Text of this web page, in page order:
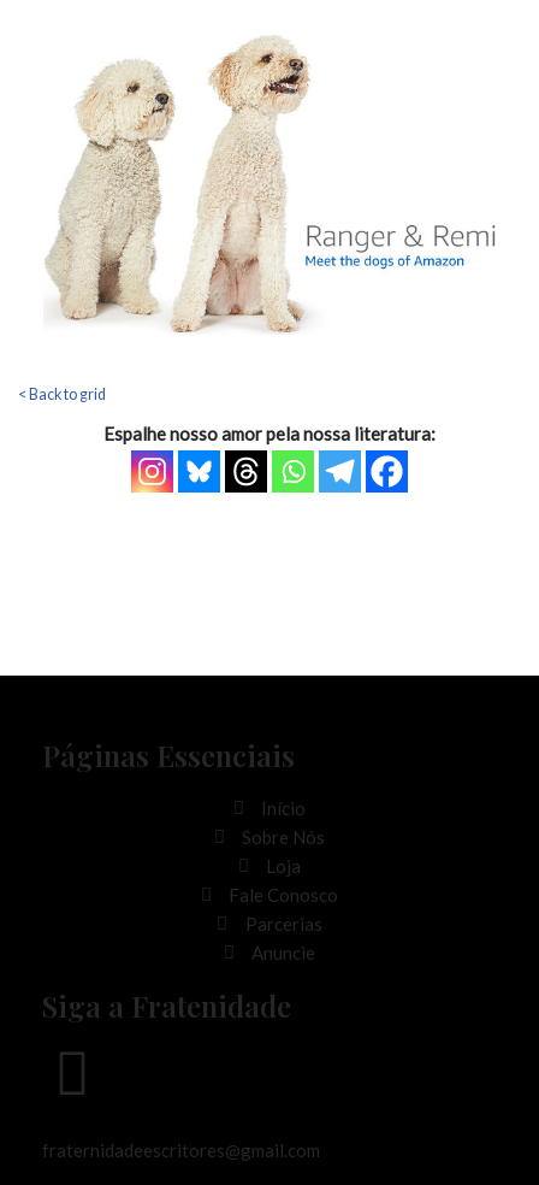
< Back to grid
Espalhe nosso amor pela nossa literatura:
Páginas Essenciais
Início
Sobre Nós
Loja
Fale Conosco
Parcerias
Anuncie
Siga a Fratenidade
fraternidadeescritores@gmail.com